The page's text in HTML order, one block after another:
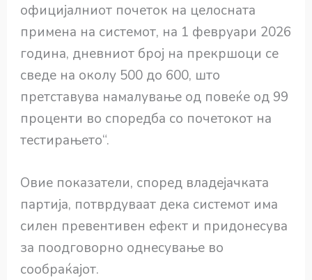
официјалниот почеток на целосната
примена на системот, на 1 февруари 2026
година, дневниот број на прекршоци се
сведе на околу 500 до 600, што
претставува намалување од повеќе од 99
проценти во споредба со почетокот на
тестирањето“.
Овие показатели, според владејачката
партија, потврдуваат дека системот има
силен превентивен ефект и придонесува
за поодговорно однесување во
сообраќајот.